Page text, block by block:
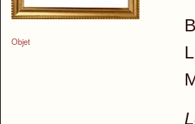
Objet